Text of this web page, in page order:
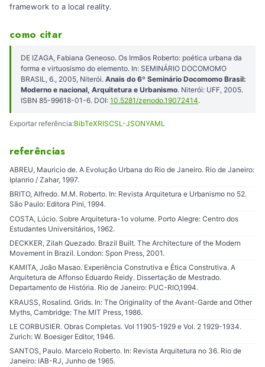
framework to a local reality.
como citar
DE IZAGA, Fabiana Geneoso. Os Irmãos Roberto: poética urbana da
forma e virtuosismo do elemento. In: SEMINÁRIO DOCOMOMO
BRASIL, 6., 2005, Niterói. Anais do 6º Seminário Docomomo Brasil:
Moderno e nacional, Arquitetura e Urbanismo. Niterói: UFF, 2005.
ISBN 85-99618-01-6. DOI: 10.5281/zenodo.19072414.
Exportar referência:BibTeXRISCSL-JSONYAML
referências
ABREU, Mauricio de. A Evolução Urbana do Rio de Janeiro. Rio de Janeiro:
Iplanrio / Zahar, 1997.
BRITO, Alfredo. M.M. Roberto. In: Revista Arquitetura e Urbanismo no 52.
São Paulo: Editora Pini, 1994.
COSTA, Lúcio. Sobre Arquitetura-1o volume. Porto Alegre: Centro dos
Estudantes Universitários, 1962.
DECKKER, Zilah Quezado. Brazil Built. The Architecture of the Modern
Movement in Brazil. London: Spon Press, 2001.
KAMITA, João Masao. Experiência Construtiva e Ética Construtiva. A
Arquitetura de Affonso Eduardo Reidy. Dissertação de Mestrado.
Departamento de História. Rio de Janeiro: PUC-RIO,1994.
KRAUSS, Rosalind. Grids. In: The Originality of the Avant-Garde and Other
Myths, Cambridge: The MIT Press, 1986.
LE CORBUSIER. Obras Completas. Vol 11905-1929 e Vol. 2 1929-1934.
Zurich: W. Boesiger Editor, 1946.
SANTOS, Paulo. Marcelo Roberto. In: Revista Arquitetura no 36. Rio de
Janeiro: IAB-RJ, Junho de 1965.